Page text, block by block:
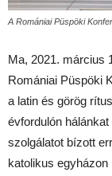
A Romániai Püspöki
Ma, 2021. március
Romániai Püspöki
a latin és görög
évfordulón
szolgálatot bízott
katolikus